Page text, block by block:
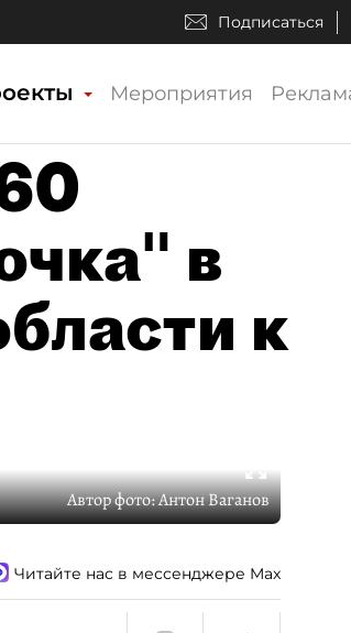
Подписаться
Мероприятия
в
к
Автор фото:Антон Ваганов
Читайте нас в мессенджере Max